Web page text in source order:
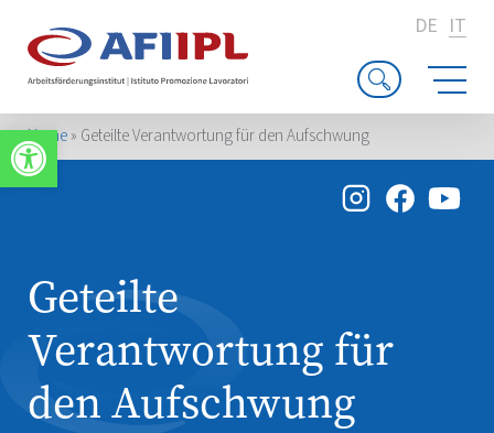
Apri la barra degli strumenti
DE IT
Home» Geteilte Verantwortung für den Aufschwung
Geteilte
Verantwortung für
den Aufschwung